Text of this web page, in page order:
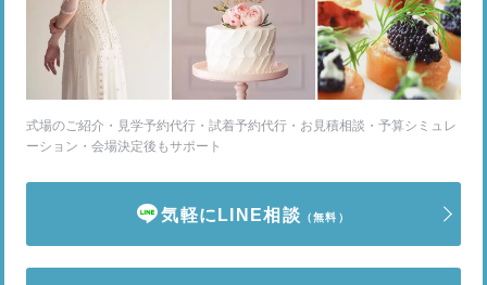
式場のご紹介・見学予約代行・試着予約代行・お見積相談・予算シミュレ
ーション・会場決定後もサポート
気軽にLINE相談 （無料）